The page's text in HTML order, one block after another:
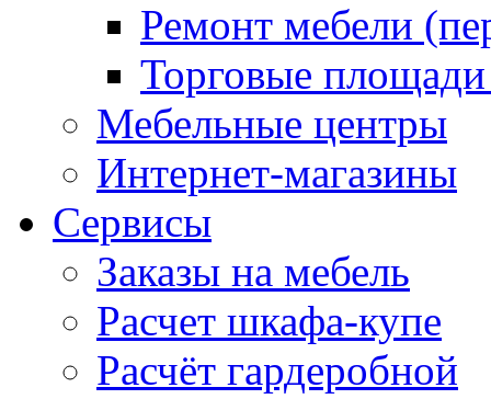
Ремонт мебели
Торговые
Мебельные центры
Интернет-магазины
Сервисы
Заказы на мебель
Расчет шкафа-купе
Расчёт гардеробной